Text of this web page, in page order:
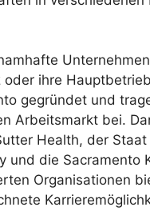
oder ihre
gegründet und
Arbeitsmarkt bei.
Health, der
und die Sacramento
Organisationen